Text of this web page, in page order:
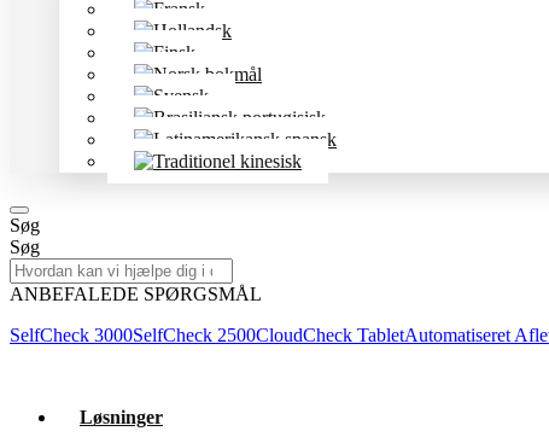
Søg
Søg
ANBEFALEDE SPØRGSMÅL
SelfCheck 3000SelfCheck 2500CloudCheck TabletAutomatiseret
Løsninger